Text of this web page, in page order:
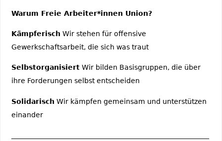
Warum Freie Arbeiter*innen Union?
Kämpferisch Wir stehen für offensive
Gewerkschaftsarbeit, die sich was traut
SelbstorganisiertWir bilden Basisgruppen, die über
ihre Forderungen selbst entscheiden
Solidarisch Wir kämpfen gemeinsam und unterstützen
einander